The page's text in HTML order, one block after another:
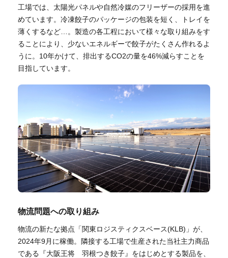
工場では、太陽光パネルや自然冷媒のフリーザーの採用を進
めています。冷凍餃子のパッケージの包装を短く、トレイを
薄くするなど…。製造の各工程において様々な取り組みをす
ることにより、少ないエネルギーで餃子がたくさん作れるよ
うに。10年かけて、排出するCO2の量を46%減らすことを
目指しています。
物流問題への取り組み
物流の新たな拠点「関東ロジスティクスベース(KLB)」が、
2024年9月に稼働。隣接する工場で生産された当社主力商品
である『大阪王将 羽根つき餃子』をはじめとする製品を、